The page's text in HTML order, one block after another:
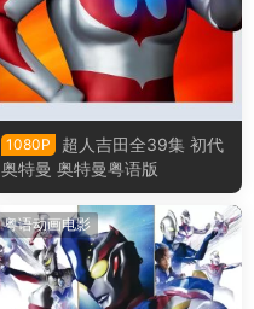
1080P
超人吉田全39集 初代
奥特曼 奥特曼粤语版
粤语动画电影